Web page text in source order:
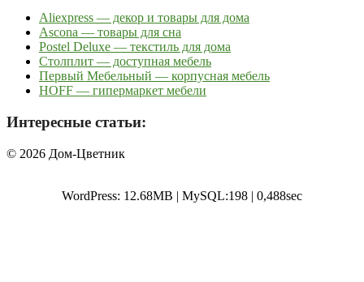
Aliexpress — декор и товары для дома
Ascona — товары для сна
Postel Deluxe — текстиль для дома
Столплит — доступная мебель
Первый Мебельный — корпусная мебель
HOFF — гипермаркет мебели
Интересные статьи:
© 2026 Дом-Цветник
WordPress: 12.68MB | MySQL:198 | 0,488sec